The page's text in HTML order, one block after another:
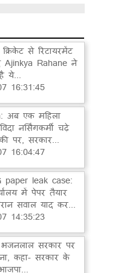
से रिटायरमेंट
Rahane ने
ये...
16:31:45
अब एक महिला
नर्सिंगकर्मी चढ़े
पर, सरकार...
16:04:47
paper leak case:
में पेपर तैयार
सवाल याद कर...
14:35:23
सरकार पर
कहा- सरकार के